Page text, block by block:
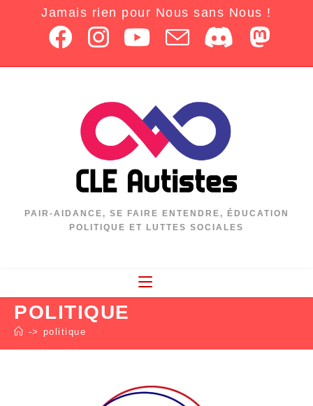
Jamais rien pour Nous sans Nous !
PAIR-AIDANCE, SE FAIRE ENTENDRE, ÉDUCATION
POLITIQUE ET LUTTES SOCIALES
POLITIQUE
-> politique